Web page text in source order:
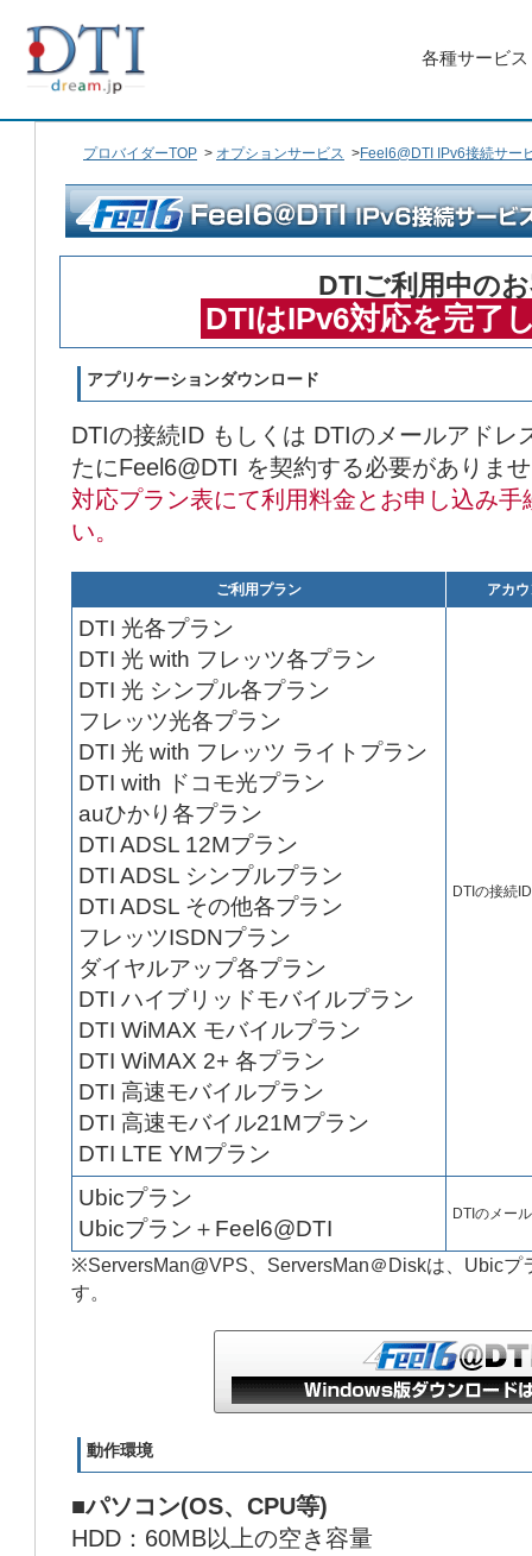
各種サービス
プロバイダーTOP > オプションサービス >Feel6@DTI IPv6接続サー
DTIご利用中の
DTIはIPv6対応を完了
アプリケーションダウンロード
DTIの接続ID もしくは DTIのメールアドレ
たにFeel6@DTI を契約する必要がありま
対応プラン表にて利用料金とお申し込み
い。
ご利用プラン アカ
DTI 光各プラン
DTI 光 with フレッツ各プラン
DTI 光 シンプル各プラン
フレッツ光各プラン
DTI 光 with フレッツ ライトプラン
DTI with ドコモ光プラン
auひかり各プラン
DTI ADSL 12Mプラン
DTI ADSL シンプルプラン
DTI ADSL その他各プラン
フレッツISDNプラン
ダイヤルアップ各プラン
DTI ハイブリッドモバイルプラン
DTI WiMAX モバイルプラン
DTI WiMAX 2+ 各プラン
DTI 高速モバイルプラン
DTI 高速モバイル21Mプラン
DTI LTE YMプラン
DTIの接続ID
Ubicプラン
Ubicプラン＋Feel6@DTI
DTIのメー
※ServersMan@VPS、ServersMan＠Diskは、Ubicプ
す。
動作環境
■パソコン(OS、CPU等)
HDD：60MB以上の空き容量